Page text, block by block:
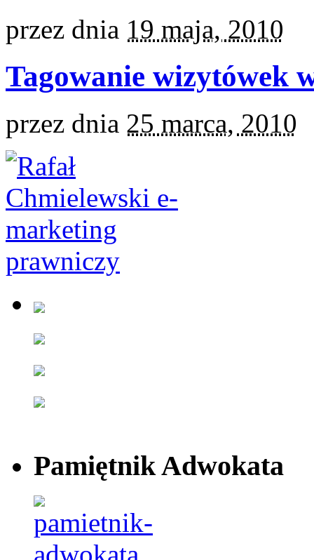
przez dnia 19 maja, 2010
Tagowanie wizytówek
przez dnia 25 marca, 2010
Pamiętnik Adwokata